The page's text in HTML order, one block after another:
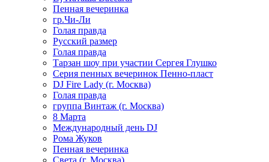
Пенная вечеринка
гр.Чи-Ли
Голая правда
Русский размер
Голая правда
Тарзан шоу при участии Сергея Глушко
Серия пенных вечеринок Пенно-пласт
DJ Fire Lady (г. Москва)
Голая правда
группа Винтаж (г. Москва)
8 Марта
Международный день DJ
Рома Жуков
Пенная вечеринка
Света (г. Москва)